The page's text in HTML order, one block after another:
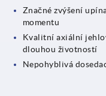
Značné zvýšení
momentu
Kvalitní axiální
dlouhou životností
Nepohyblivá